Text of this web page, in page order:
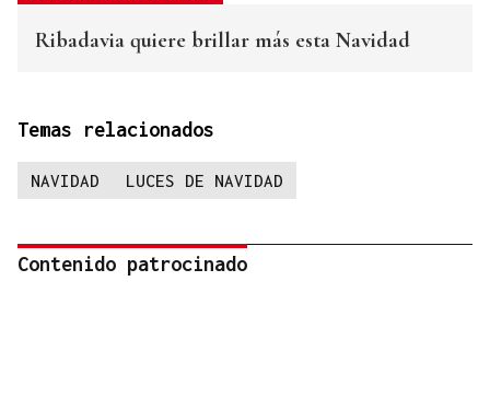
Ribadavia quiere brillar más esta Navidad
Temas relacionados
NAVIDAD LUCES DE NAVIDAD
Contenido patrocinado